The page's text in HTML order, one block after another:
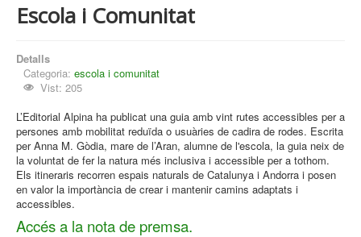
Escola i Comunitat
Detalls
Categoria: escola i comunitat
Vist: 205
L’Editorial Alpina ha publicat una guia amb vint rutes accessibles per a
persones amb mobilitat reduïda o usuàries de cadira de rodes. Escrita
per Anna M. Gòdia, mare de l’Aran, alumne de l'escola, la guia neix de
la voluntat de fer la natura més inclusiva i accessible per a tothom.
Els itineraris recorren espais naturals de Catalunya i Andorra i posen
en valor la importància de crear i mantenir camins adaptats i
accessibles.
Accés a la nota de premsa.